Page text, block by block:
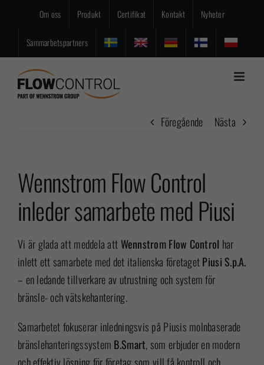
innehållet
Om oss Produkt Certifikat Kontakt Nyheter
Sammarbetspartners
Föregående Nästa
Wennstrom Flow Control
inleder samarbete med Piusi
Vi är glada att meddela att Wennstrom Flow Control har
inlett ett samarbete med det italienska företagetPiusi S.p.A.
– en ledande tillverkare av utrustning och system för
bränsle- och vätskehantering.
Samarbetet fokuserar inledningsvis på Piusis molnbaserade
bränslehanteringssystem B.Smart, som erbjuder en modern